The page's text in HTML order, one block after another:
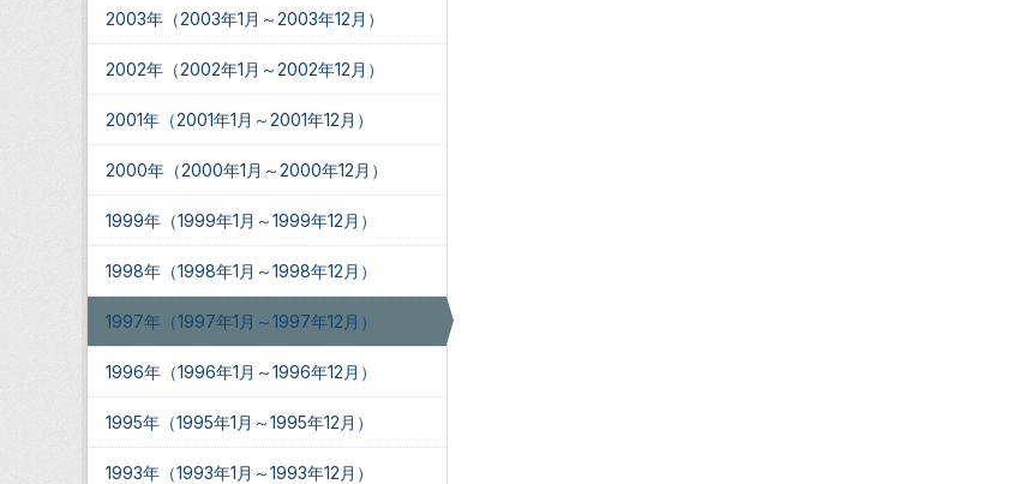
2003年（2003年1月～2003年12月）
2002年（2002年1月～2002年12月）
2001年（2001年1月～2001年12月）
2000年（2000年1月～2000年12月）
1999年（1999年1月～1999年12月）
1998年（1998年1月～1998年12月）
1997年（1997年1月～1997年12月）
1996年（1996年1月～1996年12月）
1995年（1995年1月～1995年12月）
1993年（1993年1月～1993年12月）